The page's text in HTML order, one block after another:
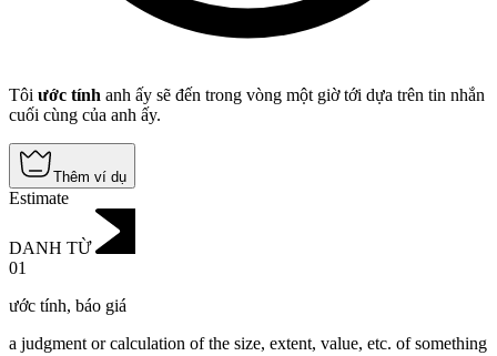
Tôi ước tính anh ấy sẽ đến trong vòng một giờ tới dựa trên tin nhắn
cuối cùng của anh ấy.
Thêm ví dụ
Estimate
DANH TỪ
01
ước tính, báo giá
a judgment or calculation of the size, extent, value, etc. of something